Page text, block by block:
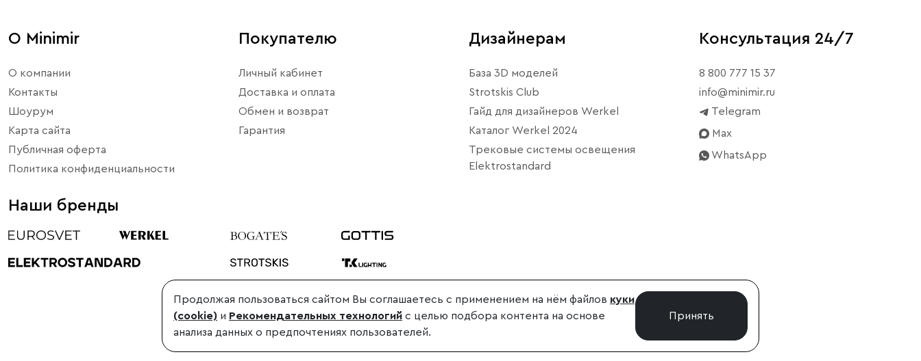
О Minimir
О компании
Контакты
Шоурум
Карта сайта
Публичная оферта
Политика конфиденциальности
Покупателю
Личный кабинет
Доставка и оплата
Обмен и возврат
Гарантия
Дизайнерам
База 3D моделей
Strotskis Club
Гайд для дизайнеров Werkel
Каталог Werkel 2024
Трековые системы освещения
Elektrostandard
Консультация 24/7
8 800 777 15 37
info@minimir.ru
Telegram
Max
WhatsApp
Наши бренды
©1998-2026, Minimir.ru – официальный интернет-магазин производителя.
Использование материалов сайта без согласования запрещено.
Продолжая пользоваться сайтом Вы соглашаетесь с применением на нём файлов куки
(cookie) и Рекомендательных технологий с целью подбора контента на основе
анализа данных о предпочтениях пользователей.
Принять